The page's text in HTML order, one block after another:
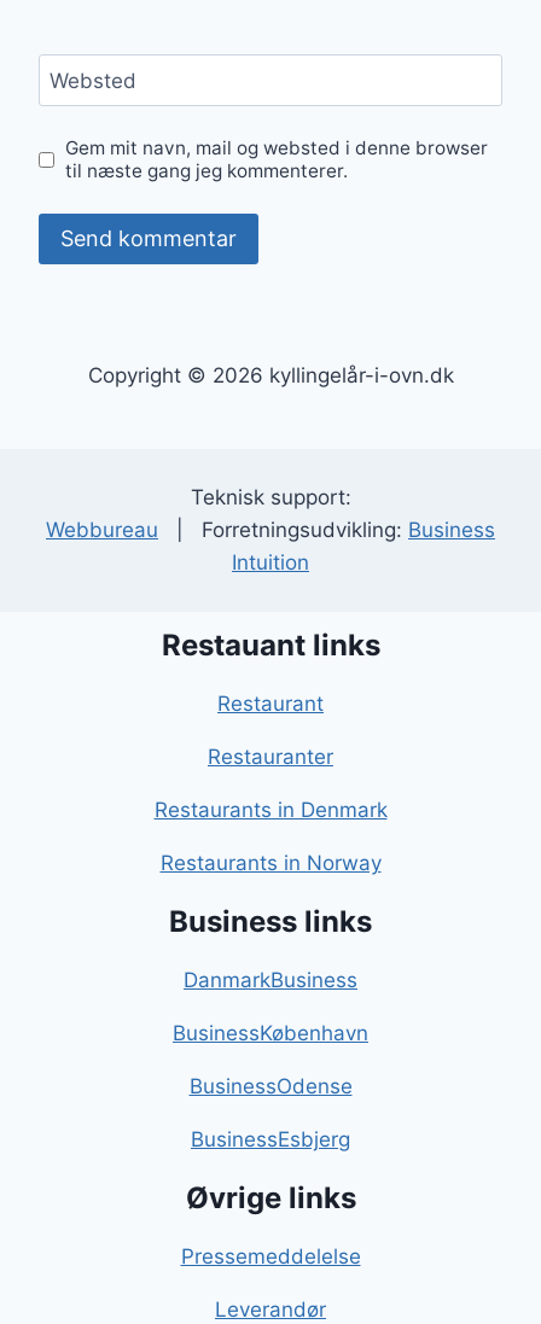
Websted
Gem mit navn, mail og websted i denne browser
til næste gang jeg kommenterer.
Copyright © 2026 kyllingelår-i-ovn.dk
Teknisk support:
Webbureau | Forretningsudvikling: Business
Intuition
Restauant links
Restaurant
Restauranter
Restaurants in Denmark
Restaurants in Norway
Business links
DanmarkBusiness
BusinessKøbenhavn
BusinessOdense
BusinessEsbjerg
Øvrige links
Pressemeddelelse
Leverandør